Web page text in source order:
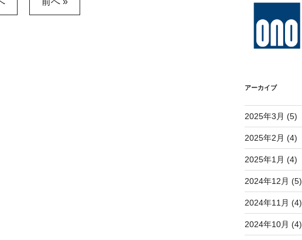
アーカイブ
2025年3月 (5)
2025年2月 (4)
2025年1月 (4)
2024年12月 (5)
2024年11月 (4)
2024年10月 (4)